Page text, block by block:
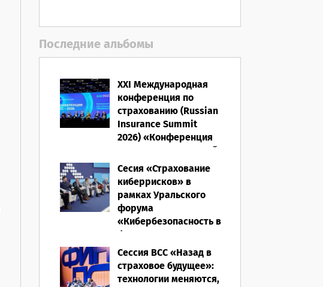
Последние альбомы
XXI Международная
конференция по
страхованию (Russian
Insurance Summit
2026) «Конференция
ВСС-2026: Культурный
код страхования/
Человеческий
фактор»
28.05.2026
Сесия «Страхование
киберрисков» в
рамках Уральского
форума
«Кибербезопасность в
финансах» 2026
16.03.2026
Сессия ВСС «Назад в
страховое будущее»:
технологии меняются,